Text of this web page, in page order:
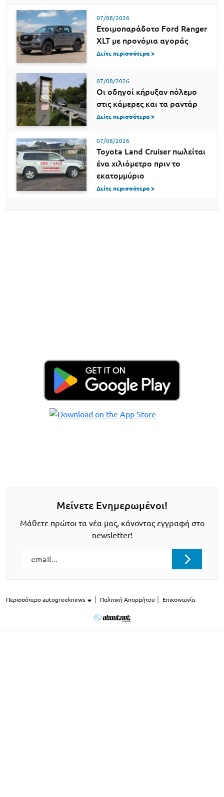
07/08/2026
Ετοιμοπαράδοτο Ford Ranger
XLT με προνόμια αγοράς
Δείτε περισσότερα >
07/08/2026
Οι οδηγοί κήρυξαν πόλεμο
στις κάμερες και τα ραντάρ
Δείτε περισσότερα >
07/08/2026
Toyota Land Cruiser πωλείται
ένα χιλιόμετρο πριν το
εκατομμύριο
Δείτε περισσότερα >
Μείνετε Ενημερωμένοι!
Μάθετε πρώτοι τα νέα μας, κάνοντας εγγραφή στο
newsletter!
Περισσότερο autogreeknews Πολιτική Απορρήτου Επικοινωνία